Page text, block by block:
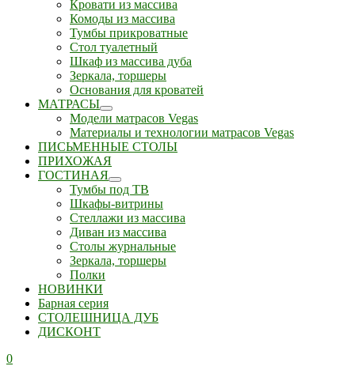
Кровати из массива
Комоды из массива
Тумбы прикроватные
Стол туалетный
Шкаф из массива дуба
Зеркала, торшеры
Основания для кроватей
МАТРАСЫ
Модели матрасов Vegas
Материалы и технологии матрасов Vegas
ПИСЬМЕННЫЕ СТОЛЫ
ПРИХОЖАЯ
ГОСТИНАЯ
Тумбы под ТВ
Шкафы-витрины
Стеллажи из массива
Диван из массива
Столы журнальные
Зеркала, торшеры
Полки
НОВИНКИ
Барная серия
СТОЛЕШНИЦА ДУБ
ДИСКОНТ
0